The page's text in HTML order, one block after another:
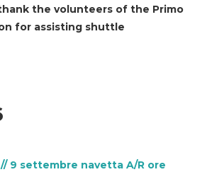
the volunteers of the Primo
for assisting shuttle
// 9 settembre navetta A/R ore